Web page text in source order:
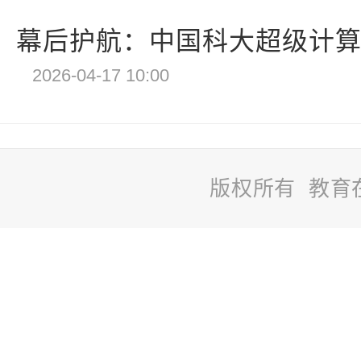
幕后护航：中国科大超级计
2026-04-17 10:00
版权所有 教育